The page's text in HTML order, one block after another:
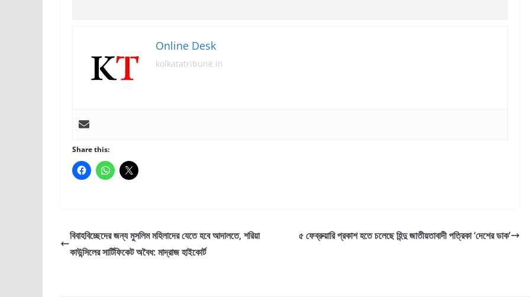
Online Desk
kolkatatribune.in
Share this:
বিবাহবিচ্ছেদের জন্য মুসলিম মহিলাদের যেতে হবে আদালতে, শরিয়া
কাউন্সিলের সার্টিফিকেট অবৈধ: মাদ্রাজ হাইকোর্ট
৫ ফেব্রুয়ারি প্রকাশ হতে চলেছে হিন্দু জাতীয়তাবাদী পত্রিকা ‘দেশের ডাক’